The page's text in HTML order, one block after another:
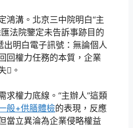
鴻溝。北京三中院明白“主
法院鑒定未告訴事跡目的
出明白電子訊號：無論個人
回權力任務的本質，企業
。
求權力底線。“主辦人”這類
般+供膳體檢的表現，反應
當立異淪為企業侵略權益